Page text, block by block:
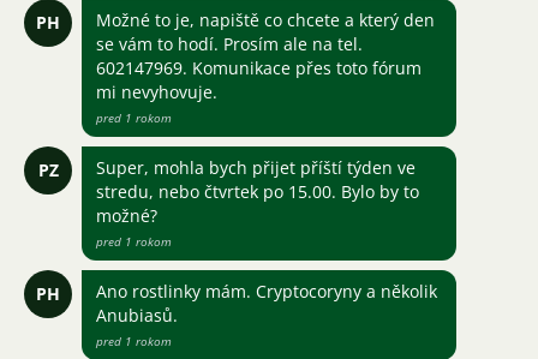
PH
Možné to je, napiště co chcete a který den
se vám to hodí. Prosím ale na tel.
602147969. Komunikace přes toto fórum
mi nevyhovuje.
pred 1 rokom
PZ
Super, mohla bych přijet příští týden ve
stredu, nebo čtvrtek po 15.00. Bylo by to
možné?
pred 1 rokom
PH
Ano rostlinky mám. Cryptocoryny a několik
Anubiasů.
pred 1 rokom